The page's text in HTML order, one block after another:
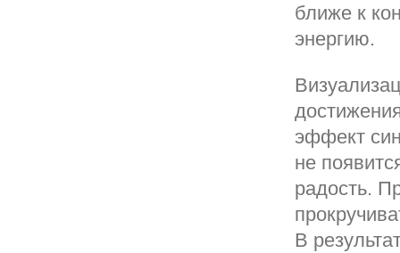
ближе к
энергию.
эффект
не
радость.
В